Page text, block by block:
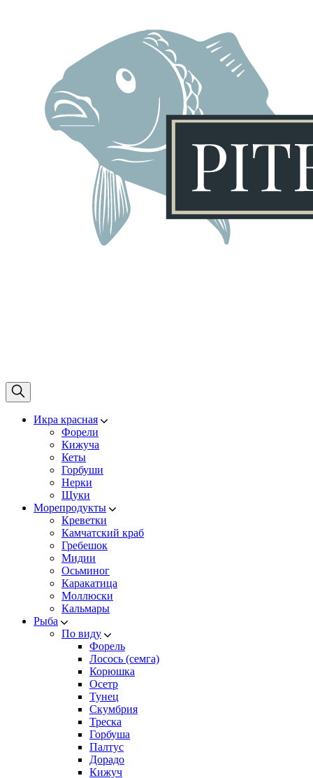
Икра красная
Форели
Кижуча
Кеты
Горбуши
Нерки
Щуки
Морепродукты
Креветки
Камчатский краб
Гребешок
Мидии
Осьминог
Каракатица
Моллюски
Кальмары
Рыба
По виду
Форель
Лосось (семга)
Корюшка
Осетр
Тунец
Скумбрия
Треска
Горбуша
Палтус
Дорадо
Кижуч